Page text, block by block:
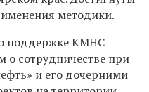
методики.
поддержке КМНС
о сотрудничестве при
и его дочерними